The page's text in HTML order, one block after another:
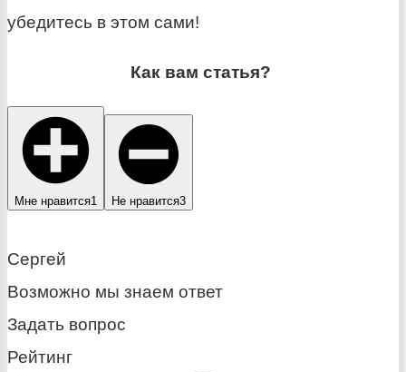
убедитесь в этом сами!
Как вам статья?
Мне нравится1 Не нравится3
Сергей
Возможно мы знаем ответ
Задать вопрос
Рейтинг